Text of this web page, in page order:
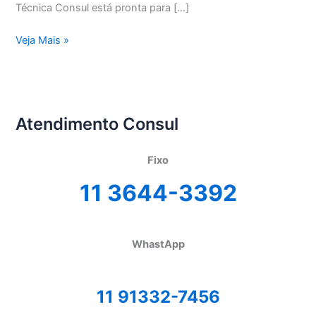
Técnica Consul está pronta para […]
Assistência
Veja Mais »
Atendimento Consul
Fixo
11 3644-3392
WhastApp
11 91332-7456